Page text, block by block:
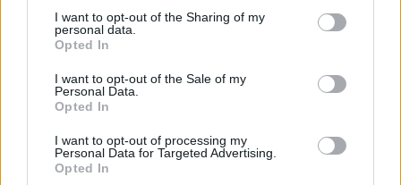
not limited to your visit or usage behaviour. You may click to
grant or deny consent to Google and its third-party tags to
use your data for below specified purposes in below Google
consent section.
I want to opt-out of the Sharing of my
personal data.
Opted In
I want to opt-out of the Sale of my
Personal Data.
Opted In
I want to opt-out of processing my
Personal Data for Targeted Advertising.
Opted In